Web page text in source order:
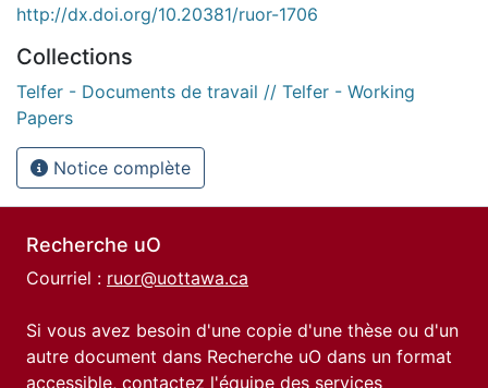
http://dx.doi.org/10.20381/ruor-1706
Collections
Telfer - Documents de travail // Telfer - Working
Papers
Notice complète
Recherche uO
Courriel : ruor@uottawa.ca
Si vous avez besoin d'une copie d'une thèse ou d'un
autre document dans Recherche uO dans un format
accessible, contactez l'équipe des services